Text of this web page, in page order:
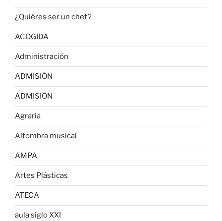
¿Quiéres ser un chef?
ACOGIDA
Administración
ADMISIÓN
ADMISIÓN
Agraria
Alfombra musical
AMPA
Artes Plásticas
ATECA
aula siglo XXI